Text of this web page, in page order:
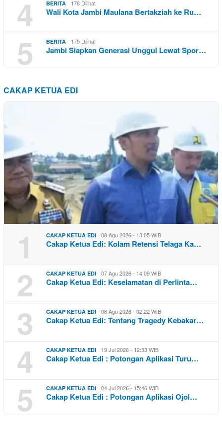
4 BERITA 178 Dilihat
Wali Kota Jambi Maulana Bertakziah ke Ru…
5 BERITA 175 Dilihat
Jambi Siapkan Generasi Unggul Lewat Spor…
CAKAP KETUA EDI
1 CAKAP KETUA EDI 08 Agu 2026 - 13:05 WIB
Cakap Ketua Edi: Kolam Retensi Telaga Ka…
2 CAKAP KETUA EDI 07 Agu 2026 - 14:09 WIB
Cakap Ketua Edi: Keselamatan di Perlinta…
3 CAKAP KETUA EDI 06 Agu 2026 - 02:22 WIB
Cakap Ketua Edi: Tentang Tragedy Kebakar…
4 CAKAP KETUA EDI 19 Jul 2026 - 12:53 WIB
Cakap Ketua Edi : Potongan Aplikasi Turu…
5 CAKAP KETUA EDI 04 Jul 2026 - 15:46 WIB
Cakap Ketua Edi : Potongan Aplikasi Ojol…